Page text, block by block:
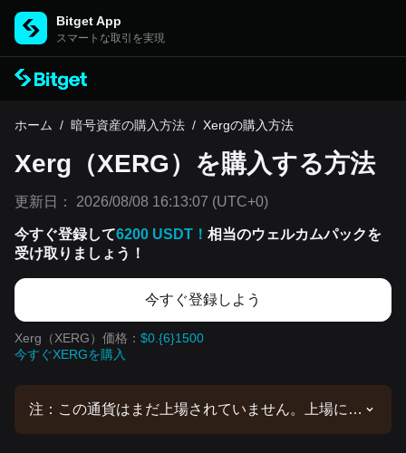
Bitget App
スマートな取引を実現
ホーム / 暗号資産の購入方法 / Xergの購入方法
Xerg（XERG）を購入する方法
更新日： 2026/08/08 16:13:07 (UTC+0)
今すぐ登録して6200 USDT！ 相当のウェルカムパックを
受け取りましょう！
今すぐ登録しよう
Xerg（XERG）価格： $0.{6}1500
今すぐXERGを購入
注：この通貨はまだ上場されていません。上場に関